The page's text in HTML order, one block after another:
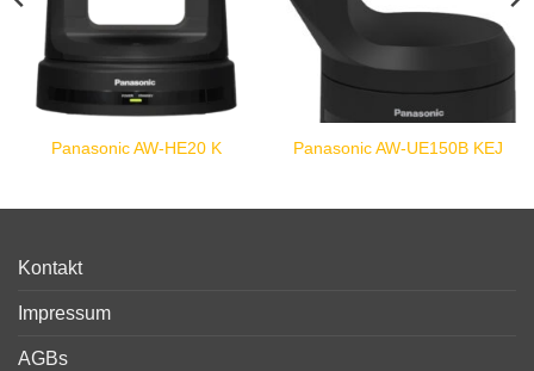
Panasonic AW-HE20 K Panasonic AW-UE150B KEJ
Kontakt
Impressum
AGBs